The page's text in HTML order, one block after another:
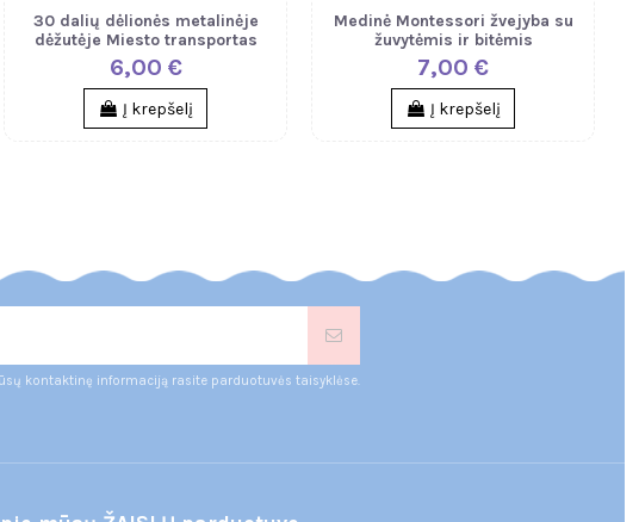
30 dalių dėlionės metalinėje
dėžutėje Miesto transportas
6,00 €
Į krepšelį
Medinė Montessori žvejyba su
žuvytėmis ir bitėmis
7,00 €
Į krepšelį
kontaktinę informaciją rasite parduotuvės taisyklėse.